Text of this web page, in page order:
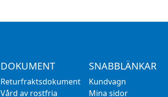
DOKUMENT
Returfraktsdokument
Vård av rostfria
SNABBLÄNKAR
Kundvagn
Mina sidor